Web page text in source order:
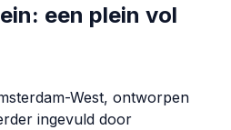
een plein vol
West, ontworpen
ingevuld door